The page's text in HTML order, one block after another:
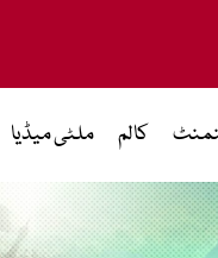
کالم ملٹی میڈیا